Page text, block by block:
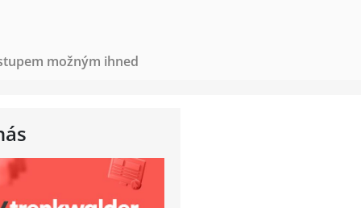
možným ihned